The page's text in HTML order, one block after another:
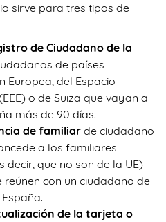
sirve para tres tipos de
de Ciudadano de la
de países
Europea, del Espacio
o de Suiza que vayan a
más de 90 días.
de familiar de ciudadano
a los familiares
decir, que no son de la UE)
con un ciudadano de
de la tarjeta o